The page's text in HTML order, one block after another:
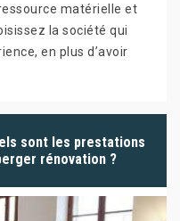
matérielle et
la société qui
en plus d’avoir
sont les prestations
rénovation ?